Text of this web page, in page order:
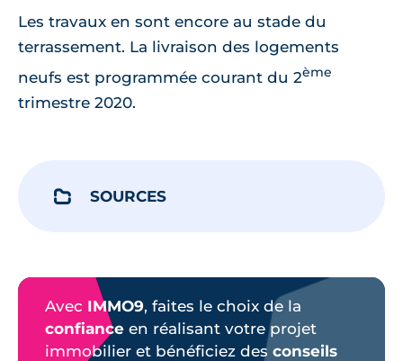
Les travaux en sont encore au stade du
terrassement. La livraison des logements
neufs est programmée courant du 2ème
trimestre 2020.
SOURCES
Avec IMMO9, faites le choix de la
confiance en réalisant votre projet
immobilier et bénéficiez des conseils